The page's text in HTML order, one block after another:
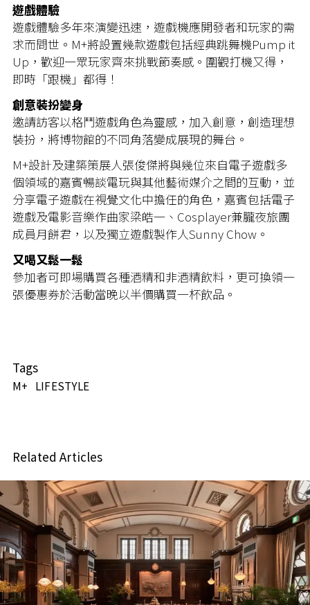
遊戲體驗
遊戲體驗多年來演變迅速，遊戲機應開發者和玩家的需
求而問世。M+將設置幾款遊戲包括經典跳舞機Pump it
Up，歡迎一眾玩家齊來挑戰節奏感。圍觀打機又得，
即時「跟機」都得！
創意裝扮變身
邀請訪客以格鬥遊戲角色為靈感，加入創意，創造理想
裝扮，將博物館的不同角落變成展現的舞台。
M+設計及建築策展人張俊傑將與幾位來自電子遊戲多
個領域的嘉賓暢談電玩與其他藝術媒介之間的互動，並
分享電子遊戲在視覺文化中擔任的角色，嘉賓包括電子
遊戲及電影音樂作曲家梁皓一、Cosplayer兼朧夜旅團
成員月餅君，以及獨立遊戲製作人Sunny Chow。
又喝又鬆一鬆
參加者可即場購買各種酒精和非酒精飲料，更可換領一
張優惠券於活動當晚以半價購買一杯飲品。
Tags
M+ LIFESTYLE
Related Articles